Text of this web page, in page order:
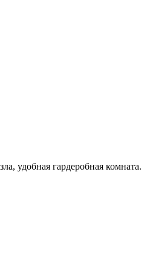
удобная гардеробная комната.